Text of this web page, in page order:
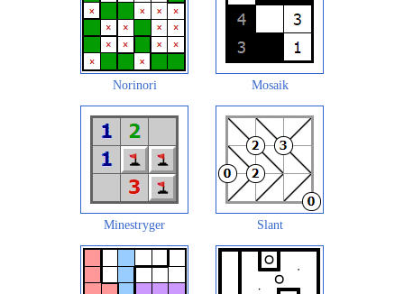
Norinori Mosaik
Minestryger Slant